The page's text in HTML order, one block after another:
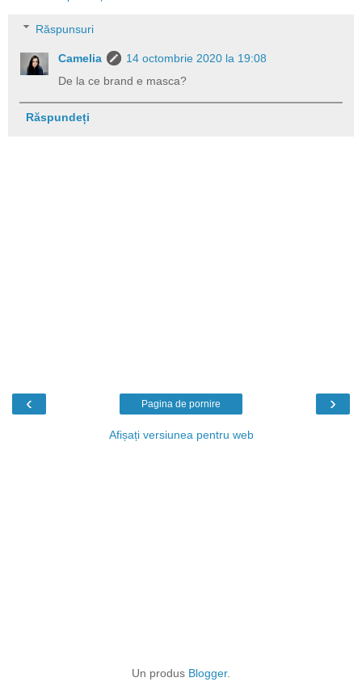
Răspunsuri
Camelia
14 octombrie 2020 la 19:08
De la ce brand e masca?
Răspundeți
‹ ›
Pagina de pornire
Afișați versiunea pentru web
Un produs Blogger.